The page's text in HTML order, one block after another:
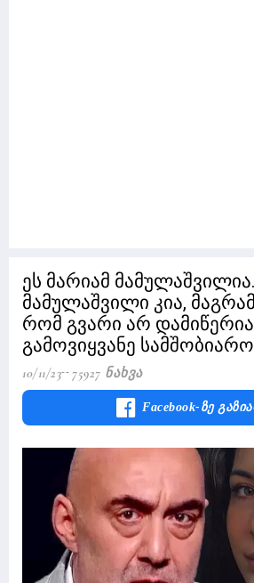
ეს მარიამ
მამულაშვილი კია,
რომ გვარი არ
გამოვიყვანე
10/11/23 75927 Ნახვა
Facebook-Ზე